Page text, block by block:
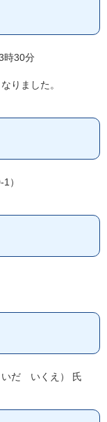
時30分
りました。
）
だ いくえ） 氏